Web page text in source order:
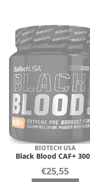
BIOTECH USA
Black Blood CAF+
€25,55